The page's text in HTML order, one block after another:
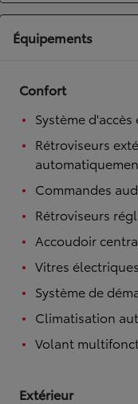
Équipements
Confort
Système
Rétroviseurs
Commandes
Rétroviseurs
Accoudoir
Vitres électriques
Système de
Climatisation
Volant
Extérieur